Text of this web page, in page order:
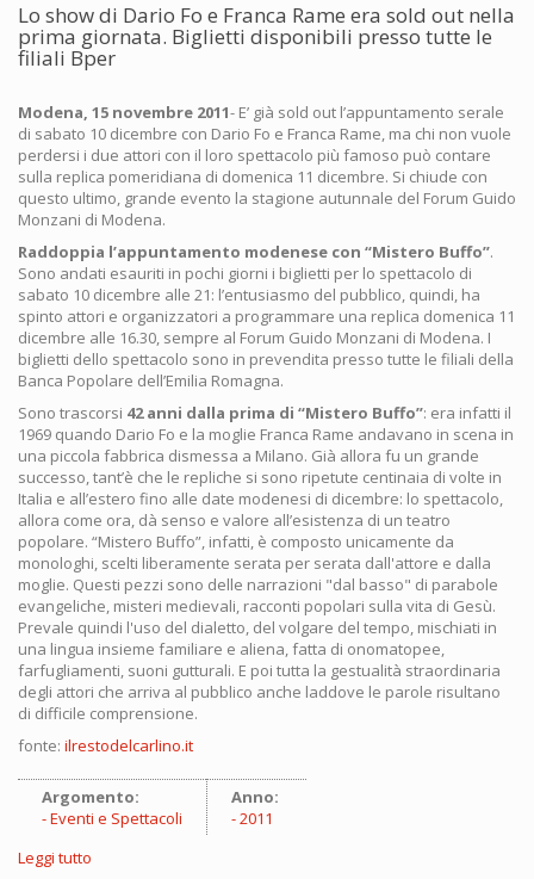
Lo show di Dario Fo e Franca Rame era sold out nella
prima giornata. Biglietti disponibili presso tutte le
filiali Bper
Modena, 15 novembre 2011- E’ già sold out l’appuntamento serale
di sabato 10 dicembre con Dario Fo e Franca Rame, ma chi non vuole
perdersi i due attori con il loro spettacolo più famoso può contare
sulla replica pomeridiana di domenica 11 dicembre. Si chiude con
questo ultimo, grande evento la stagione autunnale del Forum Guido
Monzani di Modena.
Raddoppia l’appuntamento modenese con “Mistero Buffo”.
Sono andati esauriti in pochi giorni i biglietti per lo spettacolo di
sabato 10 dicembre alle 21: l’entusiasmo del pubblico, quindi, ha
spinto attori e organizzatori a programmare una replica domenica 11
dicembre alle 16.30, sempre al Forum Guido Monzani di Modena. I
biglietti dello spettacolo sono in prevendita presso tutte le filiali della
Banca Popolare dell’Emilia Romagna.
Sono trascorsi 42 anni dalla prima di “Mistero Buffo”: era infatti il
1969 quando Dario Fo e la moglie Franca Rame andavano in scena in
una piccola fabbrica dismessa a Milano. Già allora fu un grande
successo, tant’è che le repliche si sono ripetute centinaia di volte in
Italia e all’estero fino alle date modenesi di dicembre: lo spettacolo,
allora come ora, dà senso e valore all’esistenza di un teatro
popolare. “Mistero Buffo”, infatti, è composto unicamente da
monologhi, scelti liberamente serata per serata dall'attore e dalla
moglie. Questi pezzi sono delle narrazioni "dal basso" di parabole
evangeliche, misteri medievali, racconti popolari sulla vita di Gesù.
Prevale quindi l'uso del dialetto, del volgare del tempo, mischiati in
una lingua insieme familiare e aliena, fatta di onomatopee,
farfugliamenti, suoni gutturali. E poi tutta la gestualità straordinaria
degli attori che arriva al pubblico anche laddove le parole risultano
di difficile comprensione.
fonte: ilrestodelcarlino.it
Argomento:
Eventi e Spettacoli
Anno:
2011
Leggi tutto